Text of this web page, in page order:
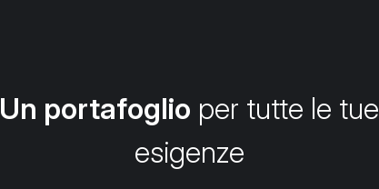
Un portafoglio per tutte le tue
esigenze